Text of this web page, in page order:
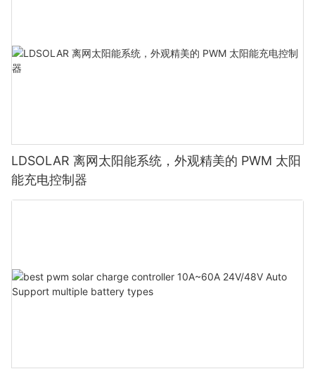
LDSOLAR 离网太阳能系统，外观精美的 PWM 太阳
能充电控制器